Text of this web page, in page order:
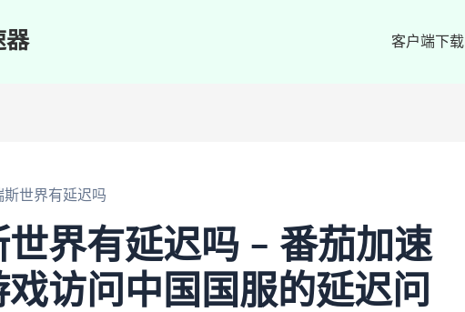
器 客户端下载
斯世界有延迟吗
世界有延迟吗 – 番茄加速
访问中国国服的延迟问